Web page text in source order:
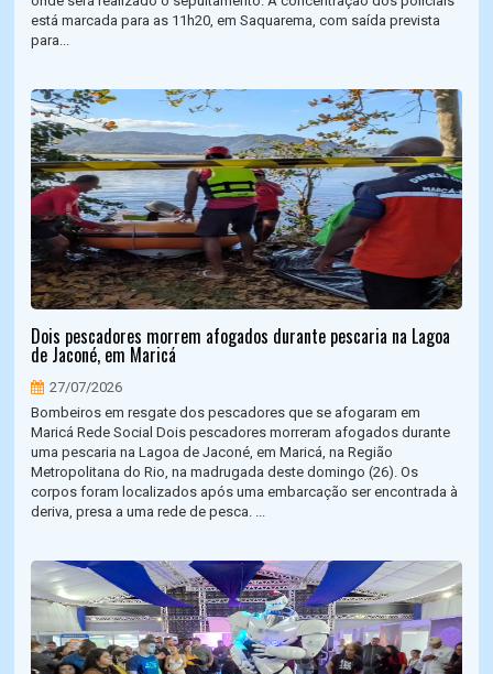
está marcada para as 11h20, em Saquarema, com saída prevista
para...
Dois pescadores morrem afogados durante pescaria na Lagoa
de Jaconé, em Maricá
27/07/2026
Bombeiros em resgate dos pescadores que se afogaram em
Maricá Rede Social Dois pescadores morreram afogados durante
uma pescaria na Lagoa de Jaconé, em Maricá, na Região
Metropolitana do Rio, na madrugada deste domingo (26). Os
corpos foram localizados após uma embarcação ser encontrada à
deriva, presa a uma rede de pesca. ...